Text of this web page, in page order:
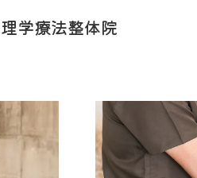
学療法整体院